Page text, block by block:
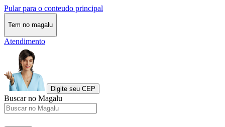
Pular para o conteudo principal
Tem no magalu
Atendimento
Digite seu CEP
Buscar no Magalu